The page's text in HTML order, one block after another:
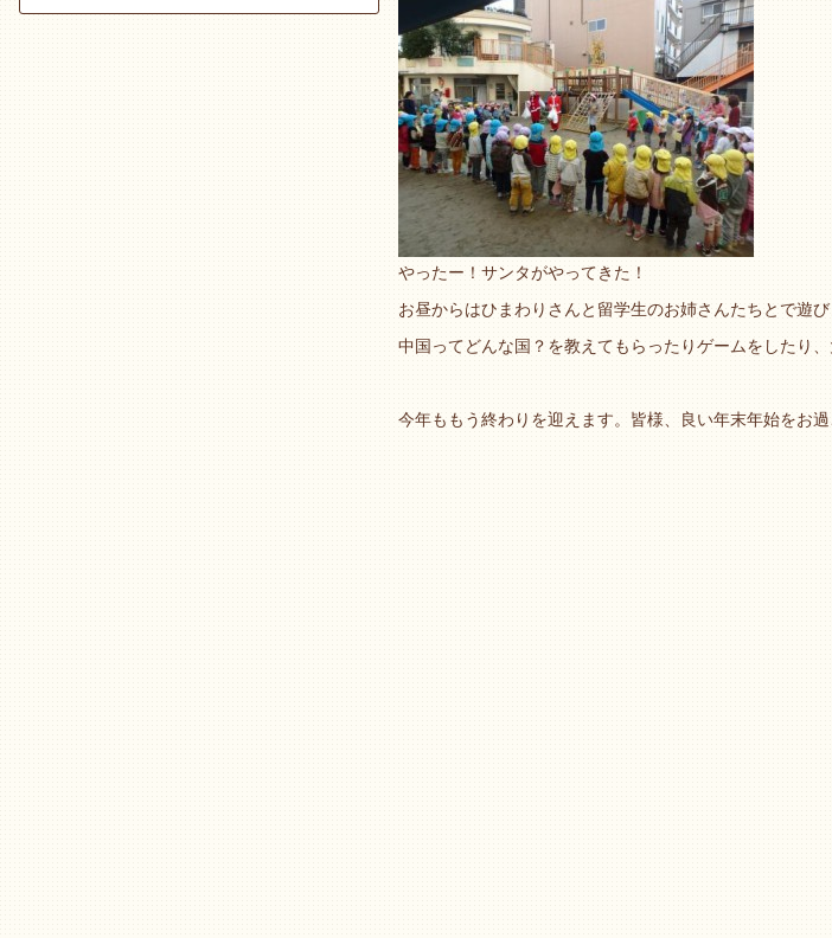
やったー！サンタがやってきた！
お昼からはひまわりさんと留学生のお姉さんたちとで遊び
中国ってどんな国？を教えてもらったりゲームをしたり
今年ももう終わりを迎えます。皆様、良い年末年始をお過